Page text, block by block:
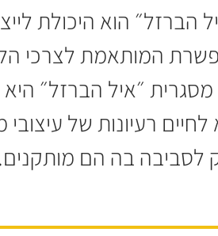
הברזל״ הוא היכולת
המותאמת לצרכי
״איל הברזל״
רעיונות של
לסביבה בה הם מותקנים.